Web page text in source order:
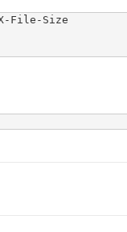
File-Size